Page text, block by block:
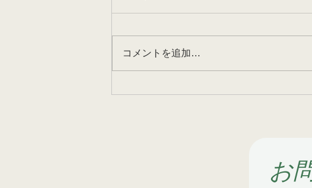
空き家の雑木の伐採！
コメントを追加…
お